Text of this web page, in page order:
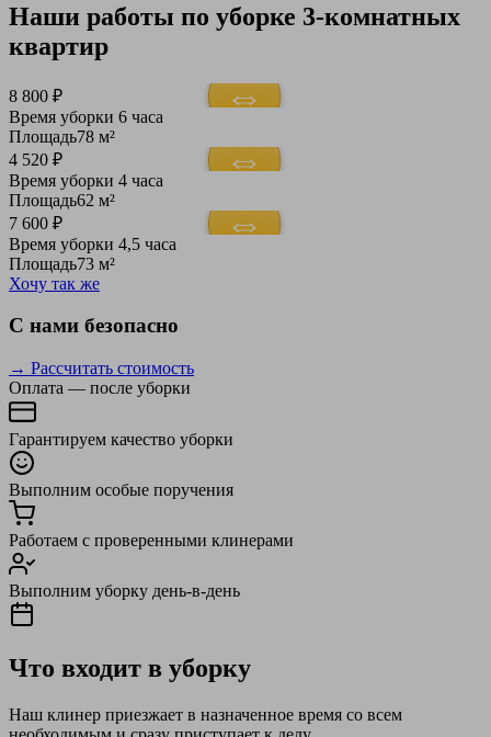
Наши работы по уборке 3-комнатных
квартир
8 800 ₽
Время уборки 6 часа
Площадь78 м²
4 520 ₽
Время уборки 4 часа
Площадь62 м²
7 600 ₽
Время уборки 4,5 часа
Площадь73 м²
Хочу так же
С нами безопасно
→ Рассчитать стоимость
Оплата — после уборки
Гарантируем качество уборки
Выполним особые поручения
Работаем с проверенными клинерами
Выполним уборку день-в-день
Что входит в уборку
Наш клинер приезжает в назначенное время со всем